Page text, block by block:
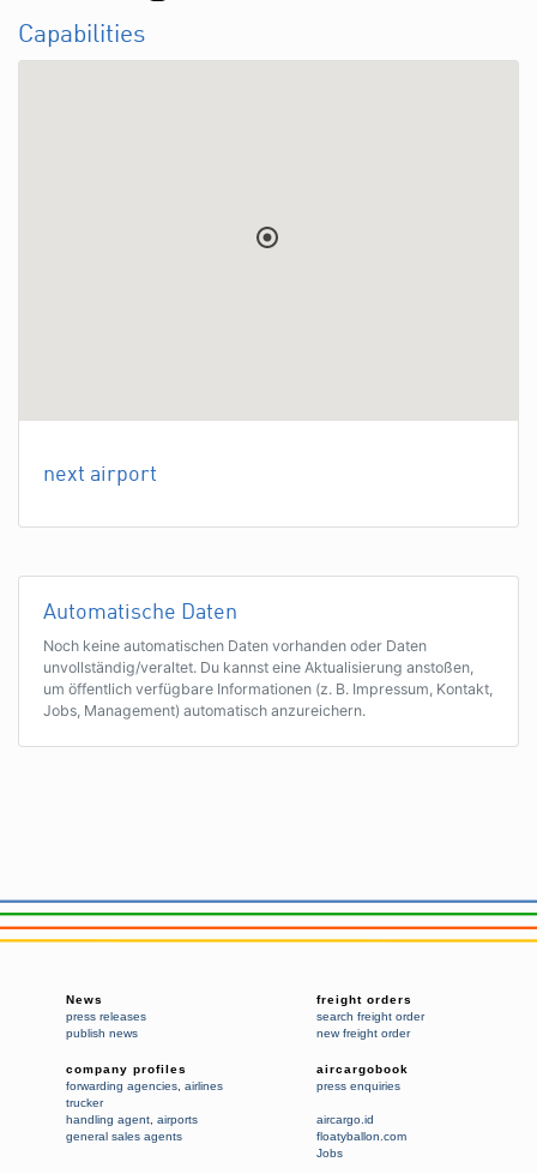
Capabilities
next airport
Automatische Daten
Noch keine automatischen Daten vorhanden oder Daten
unvollständig/veraltet. Du kannst eine Aktualisierung anstoßen,
um öffentlich verfügbare Informationen (z. B. Impressum, Kontakt,
Jobs, Management) automatisch anzureichern.
News
press releases
publish news
freight orders
search freight order
new freight order
company profiles
forwarding agencies airlines
trucker
handling agent airports
general sales agents
aircargobook
press enquiries
aircargo.id
floatyballon.com
Jobs